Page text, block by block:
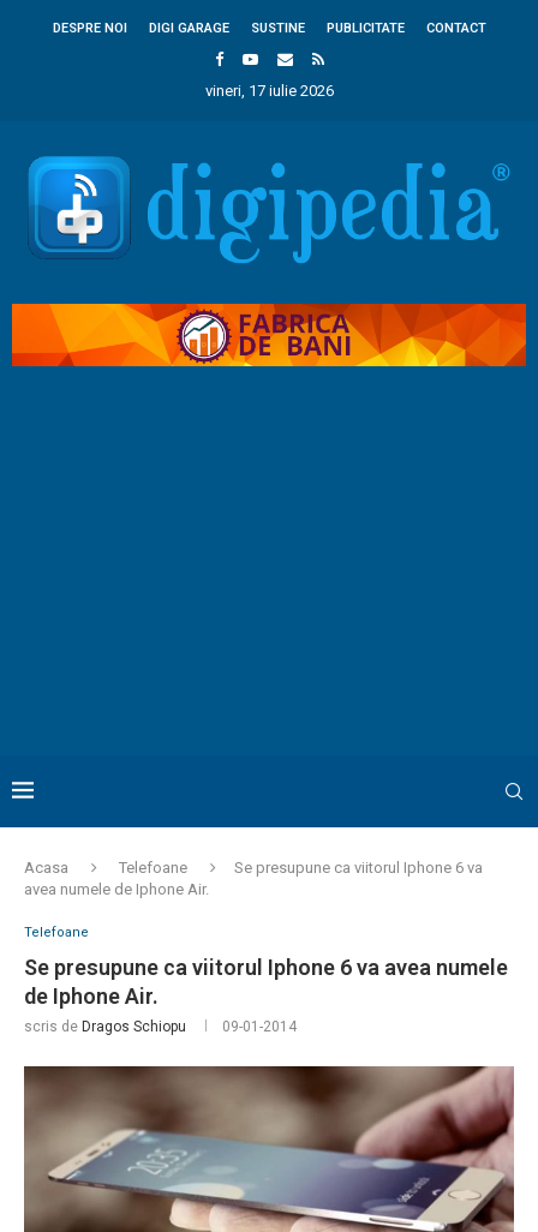
DESPRE NOI DIGI GARAGE SUSTINE PUBLICITATE CONTACT
vineri, 17 iulie 2026
Acasa Telefoane
Se presupune ca viitorul Iphone 6 va
avea numele de Iphone Air.
Telefoane
Se presupune ca viitorul Iphone 6 va avea numele
de Iphone Air.
scris de Dragos Schiopu 09-01-2014